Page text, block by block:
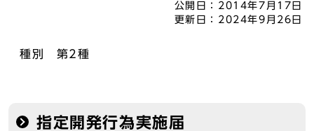
公開日： 2014年7月17日
更新日： 2024年9月26日
種別 第2種
指定開発行為実施届